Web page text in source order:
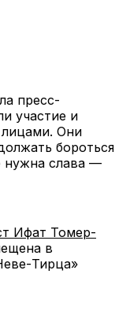
пресс-
участие и
Они
бороться
нужна слава —
Ифат Томер-
в
Тирца»